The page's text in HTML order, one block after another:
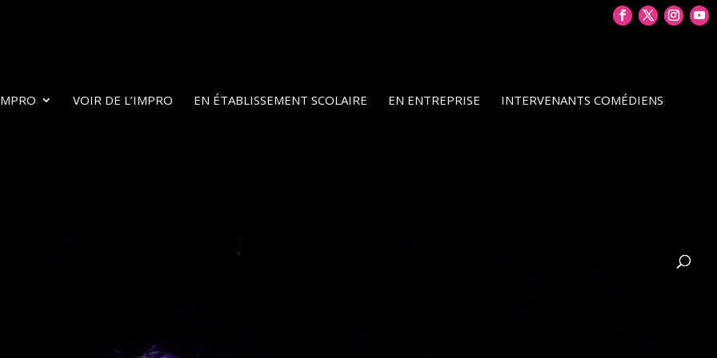
VOIR DE L’IMPRO EN ÉTABLISSEMENT SCOLAIRE EN ENTREPRISE INTERVENANTS COMÉDIENS